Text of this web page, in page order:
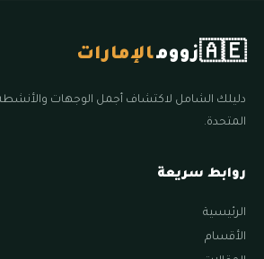
🇦🇪زوومالإمارات
دليلك الشامل لاكتشاف أجمل الوجهات والأنشطة
المتحدة.
روابط سريعة
الرئيسية
الأقسام